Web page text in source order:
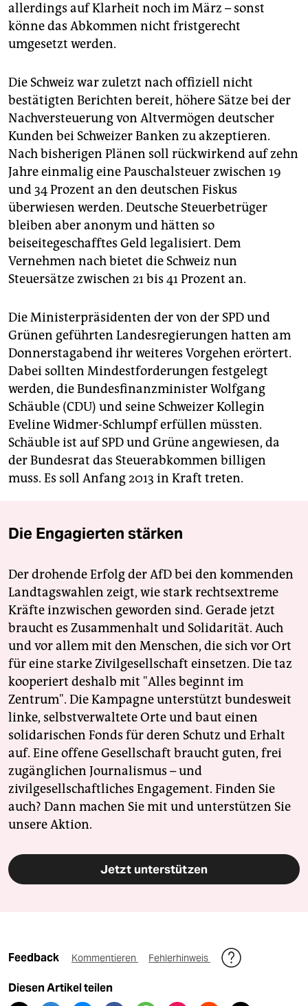
allerdings auf Klarheit noch im März – sonst
könne das Abkommen nicht fristgerecht
umgesetzt werden.
Die Schweiz war zuletzt nach offiziell nicht
bestätigten Berichten bereit, höhere Sätze bei der
Nachversteuerung von Altvermögen deutscher
Kunden bei Schweizer Banken zu akzeptieren.
Nach bisherigen Plänen soll rückwirkend auf zehn
Jahre einmalig eine Pauschalsteuer zwischen 19
und 34 Prozent an den deutschen Fiskus
überwiesen werden. Deutsche Steuerbetrüger
bleiben aber anonym und hätten so
beiseitegeschafftes Geld legalisiert. Dem
Vernehmen nach bietet die Schweiz nun
Steuersätze zwischen 21 bis 41 Prozent an.
Die Ministerpräsidenten der von der SPD und
Grünen geführten Landesregierungen hatten am
Donnerstagabend ihr weiteres Vorgehen erörtert.
Dabei sollten Mindestforderungen festgelegt
werden, die Bundesfinanzminister Wolfgang
Schäuble (CDU) und seine Schweizer Kollegin
Eveline Widmer-Schlumpf erfüllen müssten.
Schäuble ist auf SPD und Grüne angewiesen, da
der Bundesrat das Steuerabkommen billigen
muss. Es soll Anfang 2013 in Kraft treten.
Die Engagierten stärken
Der drohende Erfolg der AfD bei den kommenden
Landtagswahlen zeigt, wie stark rechtsextreme
Kräfte inzwischen geworden sind. Gerade jetzt
braucht es Zusammenhalt und Solidarität. Auch
und vor allem mit den Menschen, die sich vor Ort
für eine starke Zivilgesellschaft einsetzen. Die taz
kooperiert deshalb mit "Alles beginnt im
Zentrum". Die Kampagne unterstützt bundesweit
linke, selbstverwaltete Orte und baut einen
solidarischen Fonds für deren Schutz und Erhalt
auf. Eine offene Gesellschaft braucht guten, frei
zugänglichen Journalismus – und
zivilgesellschaftliches Engagement. Finden Sie
auch? Dann machen Sie mit und unterstützen Sie
unsere Aktion.
Jetzt unterstützen
Feedback Kommentieren Fehlerhinweis
Diesen Artikel teilen